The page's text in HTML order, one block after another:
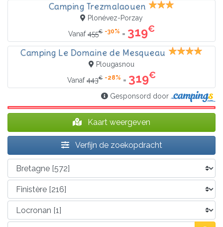
Camping Trezmalaouen
Plonévez-Porzay
Vanaf455€ -30% = 319€
Camping Le Domaine de Mesqueau
Plougasnou
Vanaf443€ -28% = 319€
Gesponsord door
Kaart weergeven
Verfijn de zoekopdracht